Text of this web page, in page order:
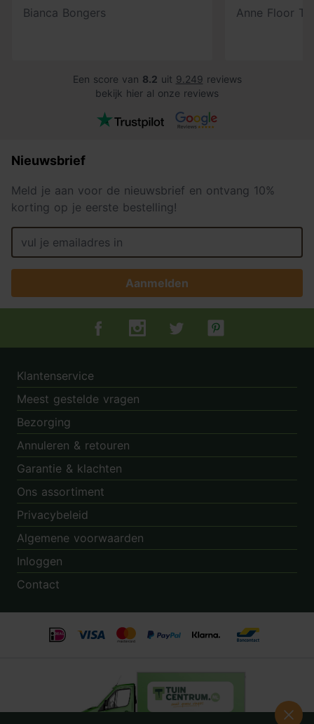
Bianca Bongers Anne Floor
Een score van 8.2 uit 9.249 reviews
bekijk hier al onze reviews
Nieuwsbrief
Meld je aan voor de nieuwsbrief en ontvang 10%
korting op je eerste bestelling!
Aanmelden
Tuincentrum.nl op Facebook
Tuincentrum.nl op Instagram
Tuincentrum.nl op Twitter
Tuincentrum.nl op
Klantenservice
Meest gestelde vragen
Bezorging
Annuleren & retouren
Garantie & klachten
Ons assortiment
Privacybeleid
Algemene voorwaarden
Inloggen
Contact